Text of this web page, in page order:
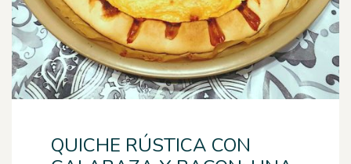
QUICHE RÚSTICA CON